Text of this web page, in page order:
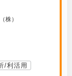
株）
/利活用